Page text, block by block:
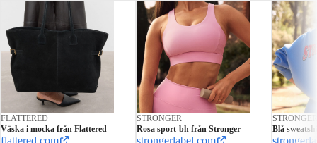
FLATTERED
Väska i mocka från Flattered
flattered.com
STRONGER
Rosa sport-bh från Stronger
strongerlabel.com
STRONGER
Blå